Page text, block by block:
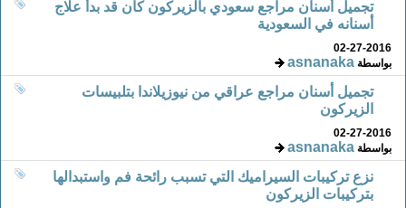
تجميل أسنان مراجع سعودي بالزيركون كان قد بدأ علاج
أسنانه في السعودية
02-27-2016
بواسطةasnanaka
تجميل أسنان مراجع عراقي من نيوزيلاندا بتلبيسات
الزيركون
02-27-2016
بواسطةasnanaka
نزع تركيبات السيراميك التي تسبب رائحة فم واستبدالها
بتركيبات الزيركون